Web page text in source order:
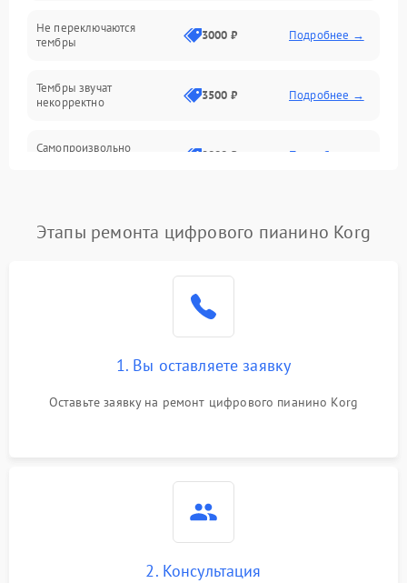
Аудио
Оптика
Не переключаются
тембры
3000 ₽ Подробнее →
Тембры звучат
некорректно
3500 ₽ Подробнее →
Самопроизвольно
2800 ₽ Подробнее →
Этапы ремонта цифрового пианино Korg
1. Вы оставляете заявку
Оставьте заявку на ремонт цифрового пианино Korg
2. Консультация